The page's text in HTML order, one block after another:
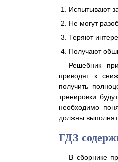
Испытывают
Не могут
Теряют
Получают
Решебник
приводят к
получить
тренировки
необходимо
должны
ГДЗ
В сборнике